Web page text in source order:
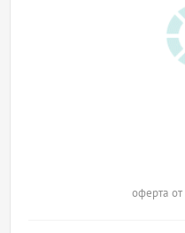
оферта от